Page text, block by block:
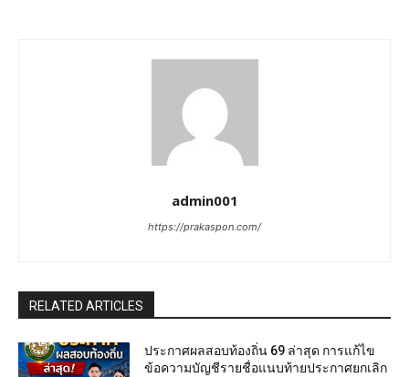
admin001
https://prakaspon.com/
RELATED ARTICLES
ประกาศผลสอบท้องถิ่น 69 ล่าสุด การแก้ไข
ข้อความบัญชีรายชื่อแนบท้ายประกาศยกเลิก